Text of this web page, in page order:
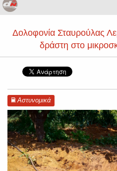
Δολοφονία Σταυρούλας
δράστη στο
Αστυνομικά